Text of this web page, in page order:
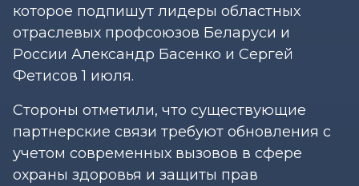
которое подпишут лидеры областных
отраслевых профсоюзов Беларуси и
России Александр Басенко и Сергей
Фетисов 1 июля.
Стороны отметили, что существующие
партнерские связи требуют обновления с
учетом современных вызовов в сфере
охраны здоровья и защиты прав